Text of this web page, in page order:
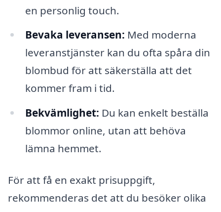
en personlig touch.
Bevaka leveransen: Med moderna
leveranstjänster kan du ofta spåra din
blombud för att säkerställa att det
kommer fram i tid.
Bekvämlighet: Du kan enkelt beställa
blommor online, utan att behöva
lämna hemmet.
För att få en exakt prisuppgift,
rekommenderas det att du besöker olika